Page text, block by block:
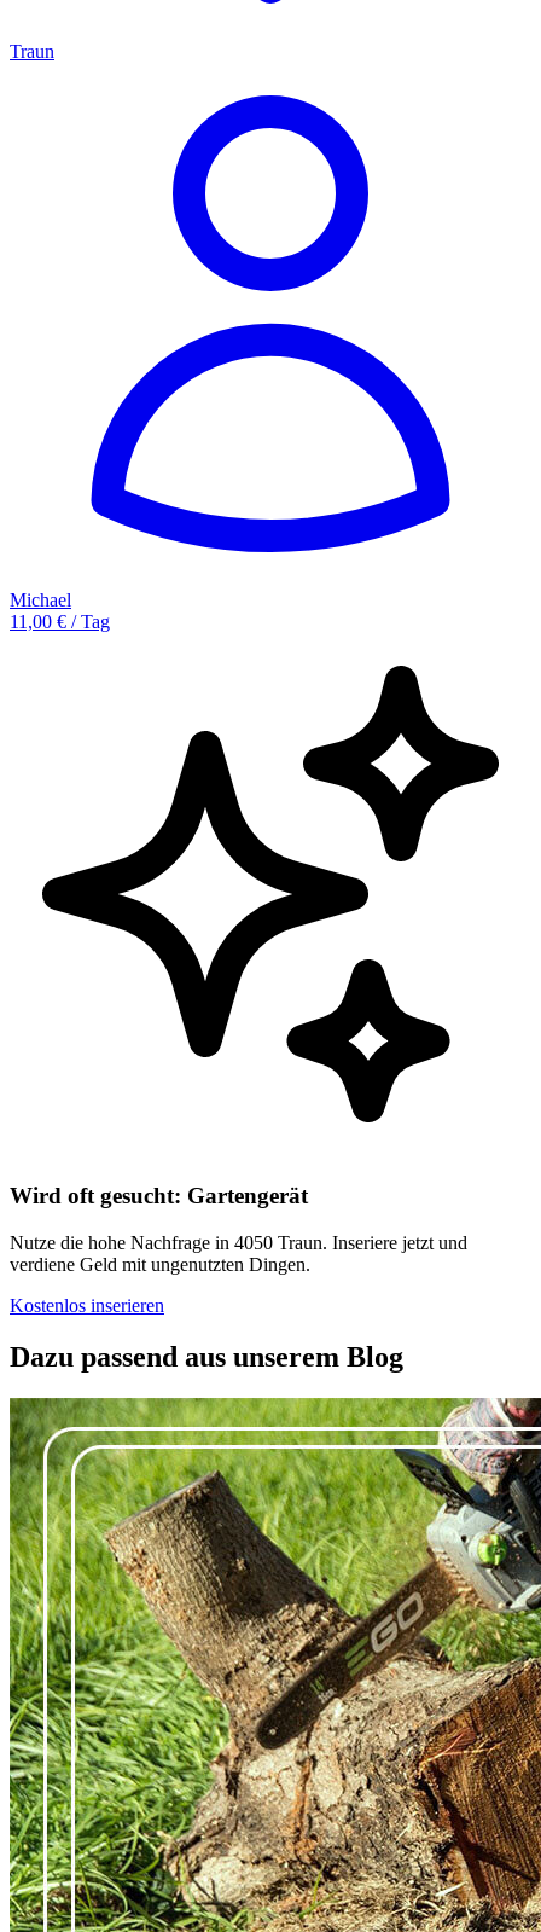
Traun
Michael
11,00 € / Tag
Wird oft gesucht: Gartengerät
Nutze die hohe Nachfrage in 4050 Traun. Inseriere jetzt und
verdiene Geld mit ungenutzten Dingen.
Kostenlos inserieren
Dazu passend aus unserem Blog